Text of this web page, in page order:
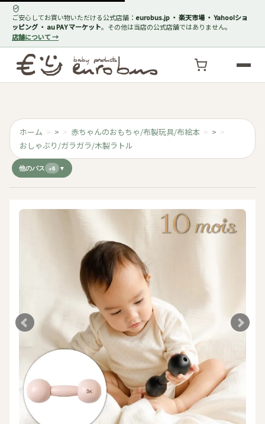
ご安心してお買い物いただける公式店舗： eurobus.jp ・ 楽天市場 ・ Yahoo!ショ
ッピング ・ au PAY マーケット。その他は当店の公式店舗ではありません。
店舗について →
ホーム > 赤ちゃんのおもちゃ/布製玩具/布絵本
>
おしゃぶり/ガラガラ/木製ラトル
他のパス +6